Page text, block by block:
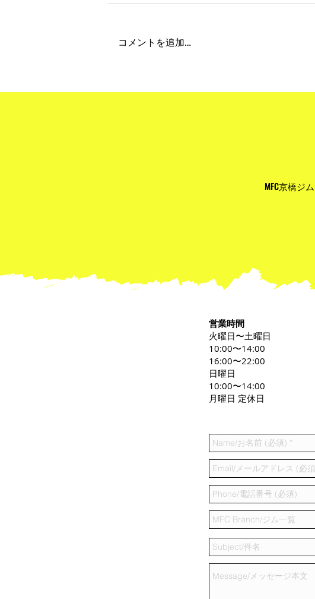
コメントを追加…
MFC京橋ジム
営業時間
火曜日〜土曜日
10:00〜14:00
16:00〜22:00
日曜日
10:00〜14:00
月曜日 定休日